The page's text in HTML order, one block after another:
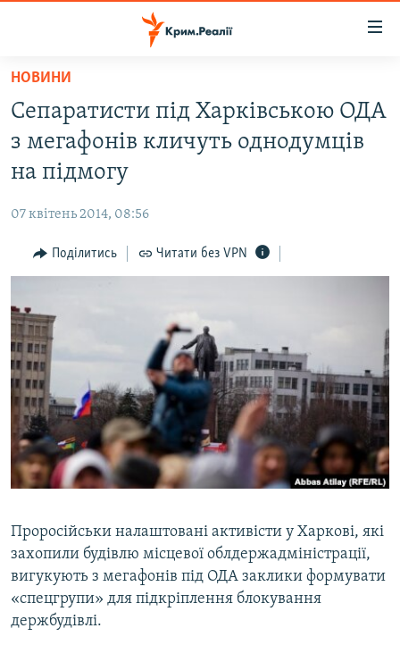
Перейти
основного
матеріалу
Перейти
до
основної
Перейти
до
ВОДА.КРИМ
ВІДЕО ТА ФОТО
БЛОГИ
ПОГЛЯД
ВСЕ ЗА ДЕНЬ
СПЕЦПРОЕКТИ
ДЕПОРТАЦІЯ
ВІДЕОУРОКИ «ELIFBE»
СВІДЧЕННЯ ОКУПАЦІЇ
УКРАЇНСЬКА ПРОБЛЕМА КРИМУ
ЯК ОБІЙТИ БЛОКУВАННЯ
Русский
Qırımtatar
Усі сайти RFE/RL
НОВИНИ
Сепаратисти під Харківською ОДА
з мегафонів кличуть однодумців
на підмогу
07 квітень 2014, 08:56
Поділитись Читати без VPN
Проросійськи налаштовані активісти у Харкові, які
захопили будівлю місцевої облдержадміністрації,
вигукують з мегафонів під ОДА заклики формувати
«спецгрупи» для підкріплення блокування
держбудівлі.